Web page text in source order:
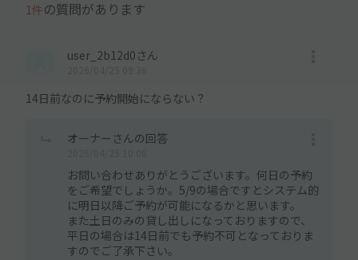
1件の質問があります
user_2b12d0さん
14日前なのに予約開始にならない？
オーナーさんの回答
お問い合わせありがとうございます。何日の予約
をご希望でしょうか。5/9の場合ですとシステム的
に明日以降ご予約が可能になるかと思います。
また土日のみの貸し出しになっておりますので、
平日の場合は14日前でも予約不可となっておりま
すのでご了承下さい。